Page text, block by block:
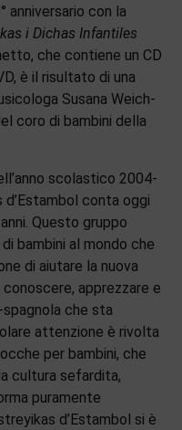
anniversario con la
i Dichas Infantiles
che contiene un CD
è il risultato di una
Susana Weich-
coro di bambini della
scolastico 2004-
d’Estambol conta oggi
Questo gruppo
bambini al mondo che
di aiutare la nuova
apprezzare e
che sta
attenzione è rivolta
per bambini, che
cultura sefardita,
puramente
d’Estambol si è